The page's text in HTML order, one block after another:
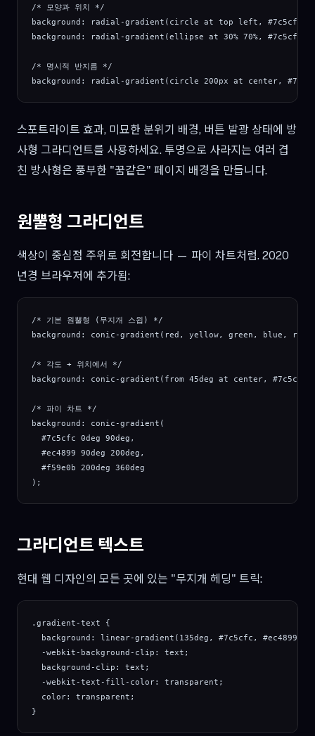
/* 모양과 위치 */
background: radial-gradient(circle at top left, #7c5cfc,
background: radial-gradient(ellipse at 30% 70%, #7c5cfc,
/* 명시적 반지름 */
background: radial-gradient(circle 200px at center,
스포트라이트 효과, 미묘한 분위기 배경, 버튼 발광 상태에 방
사형 그라디언트를 사용하세요. 투명으로 사라지는 여러 겹
친 방사형은 풍부한 "꿈같은" 페이지 배경을 만듭니다.
원뿔형 그라디언트
색상이 중심점 주위로 회전합니다 — 파이 차트처럼. 2020
년경 브라우저에 추가됨:
/* 기본 원뿔형 (무지개 스윕) */
background: conic-gradient(red, yellow, green, blue,
/* 각도 + 위치에서 */
background: conic-gradient(from 45deg at center,
/* 파이 차트 */
background: conic-gradient(
  #7c5cfc 0deg 90deg,
  #ec4899 90deg 200deg,
  #f59e0b 200deg 360deg
);
그라디언트 텍스트
현대 웹 디자인의 모든 곳에 있는 "무지개 헤딩" 트릭:
.gradient-text {
  background: linear-gradient(135deg, #7c5cfc, #ec4899);
  -webkit-background-clip: text;
  background-clip: text;
  -webkit-text-fill-color: transparent;
  color: transparent;
}